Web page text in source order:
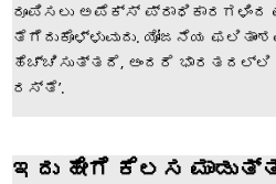
ರೂಪಿಸಲು ಅಪೆಕ್ಸ್ ಪ್ರಾಧಿಕಾರಗಳಿಂದ
ತೆಗೆದುಕೊಳ್ಳುವುದು. ಯೋಜನೆಯ
ಹೆಚ್ಚಿಸುತ್ತದೆ, ಅಂದರೆ ಭಾರತದಲ್ಲಿ
ರಸ್ತೆ’.
ಇದು ಹೇಗೆ ಕೆಲಸ